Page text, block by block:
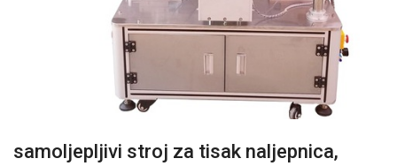
samoljepljivi stroj za tisak naljepnica,